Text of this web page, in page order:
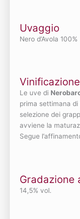
Uvaggio
Nero d’Avola 100%
Le uve di
prima settimana di
selezione dei
avviene la
Segue
Gradazione
14,5% vol.